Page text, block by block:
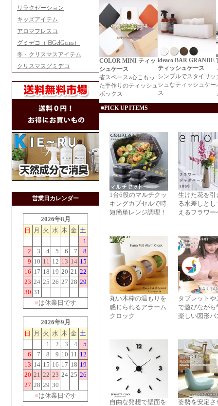
リラクゼーション
キッズアイテム
アロマフレスコ
グミデコ（旧GelGems）
冬・クリスマスアイテム
クリスマスグミデコ
営業日カレンダー
2026年8月
日
月 火 水 木 金 土
1
2
3 4 5 6 7
8
9 10 11 12 13 14 15
16 17 18 19 20 21 22
23 24 25 26 27 28 29
30 31
■は休業日です
2026年9月
日
月 火 水 木 金 土
1
2 3 4
5
6
7 8 9 10 11 12
13 14 15 16 17 18 19
20 21 22 23 24 25 26
27 28 29 30
■は休業日です
COLOR MINI ティッ
シュケース
省スペース♪心こもっ
た手作りのティッシュ
ボックス
ideaco BAR GRANDE
ティッシュケース
シンプルでスタイリッ
シュなティッシュケー
ス
■PICK UP ITEMS
1台6役のマルチクッ
キングカプセルで時
短簡単レンジ調理！
生けた花を引
る水差しとし
えるフラワー
丸い木枠の温もりを
感じられるアラーム
クロック
タブレットや
で遊びながら
楽しい図形パ
自由な発想で壁面を
姿勢を安定さ